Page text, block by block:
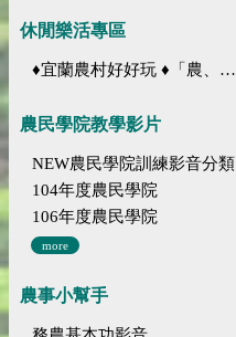
休閒樂活專區
♦宜蘭農村好好玩 ♦「農、藝、山、水」四條遊程推薦
農民學院教學影片
NEW農民學院訓練影音分類
104年度農民學院
106年度農民學院
more
農事小幫手